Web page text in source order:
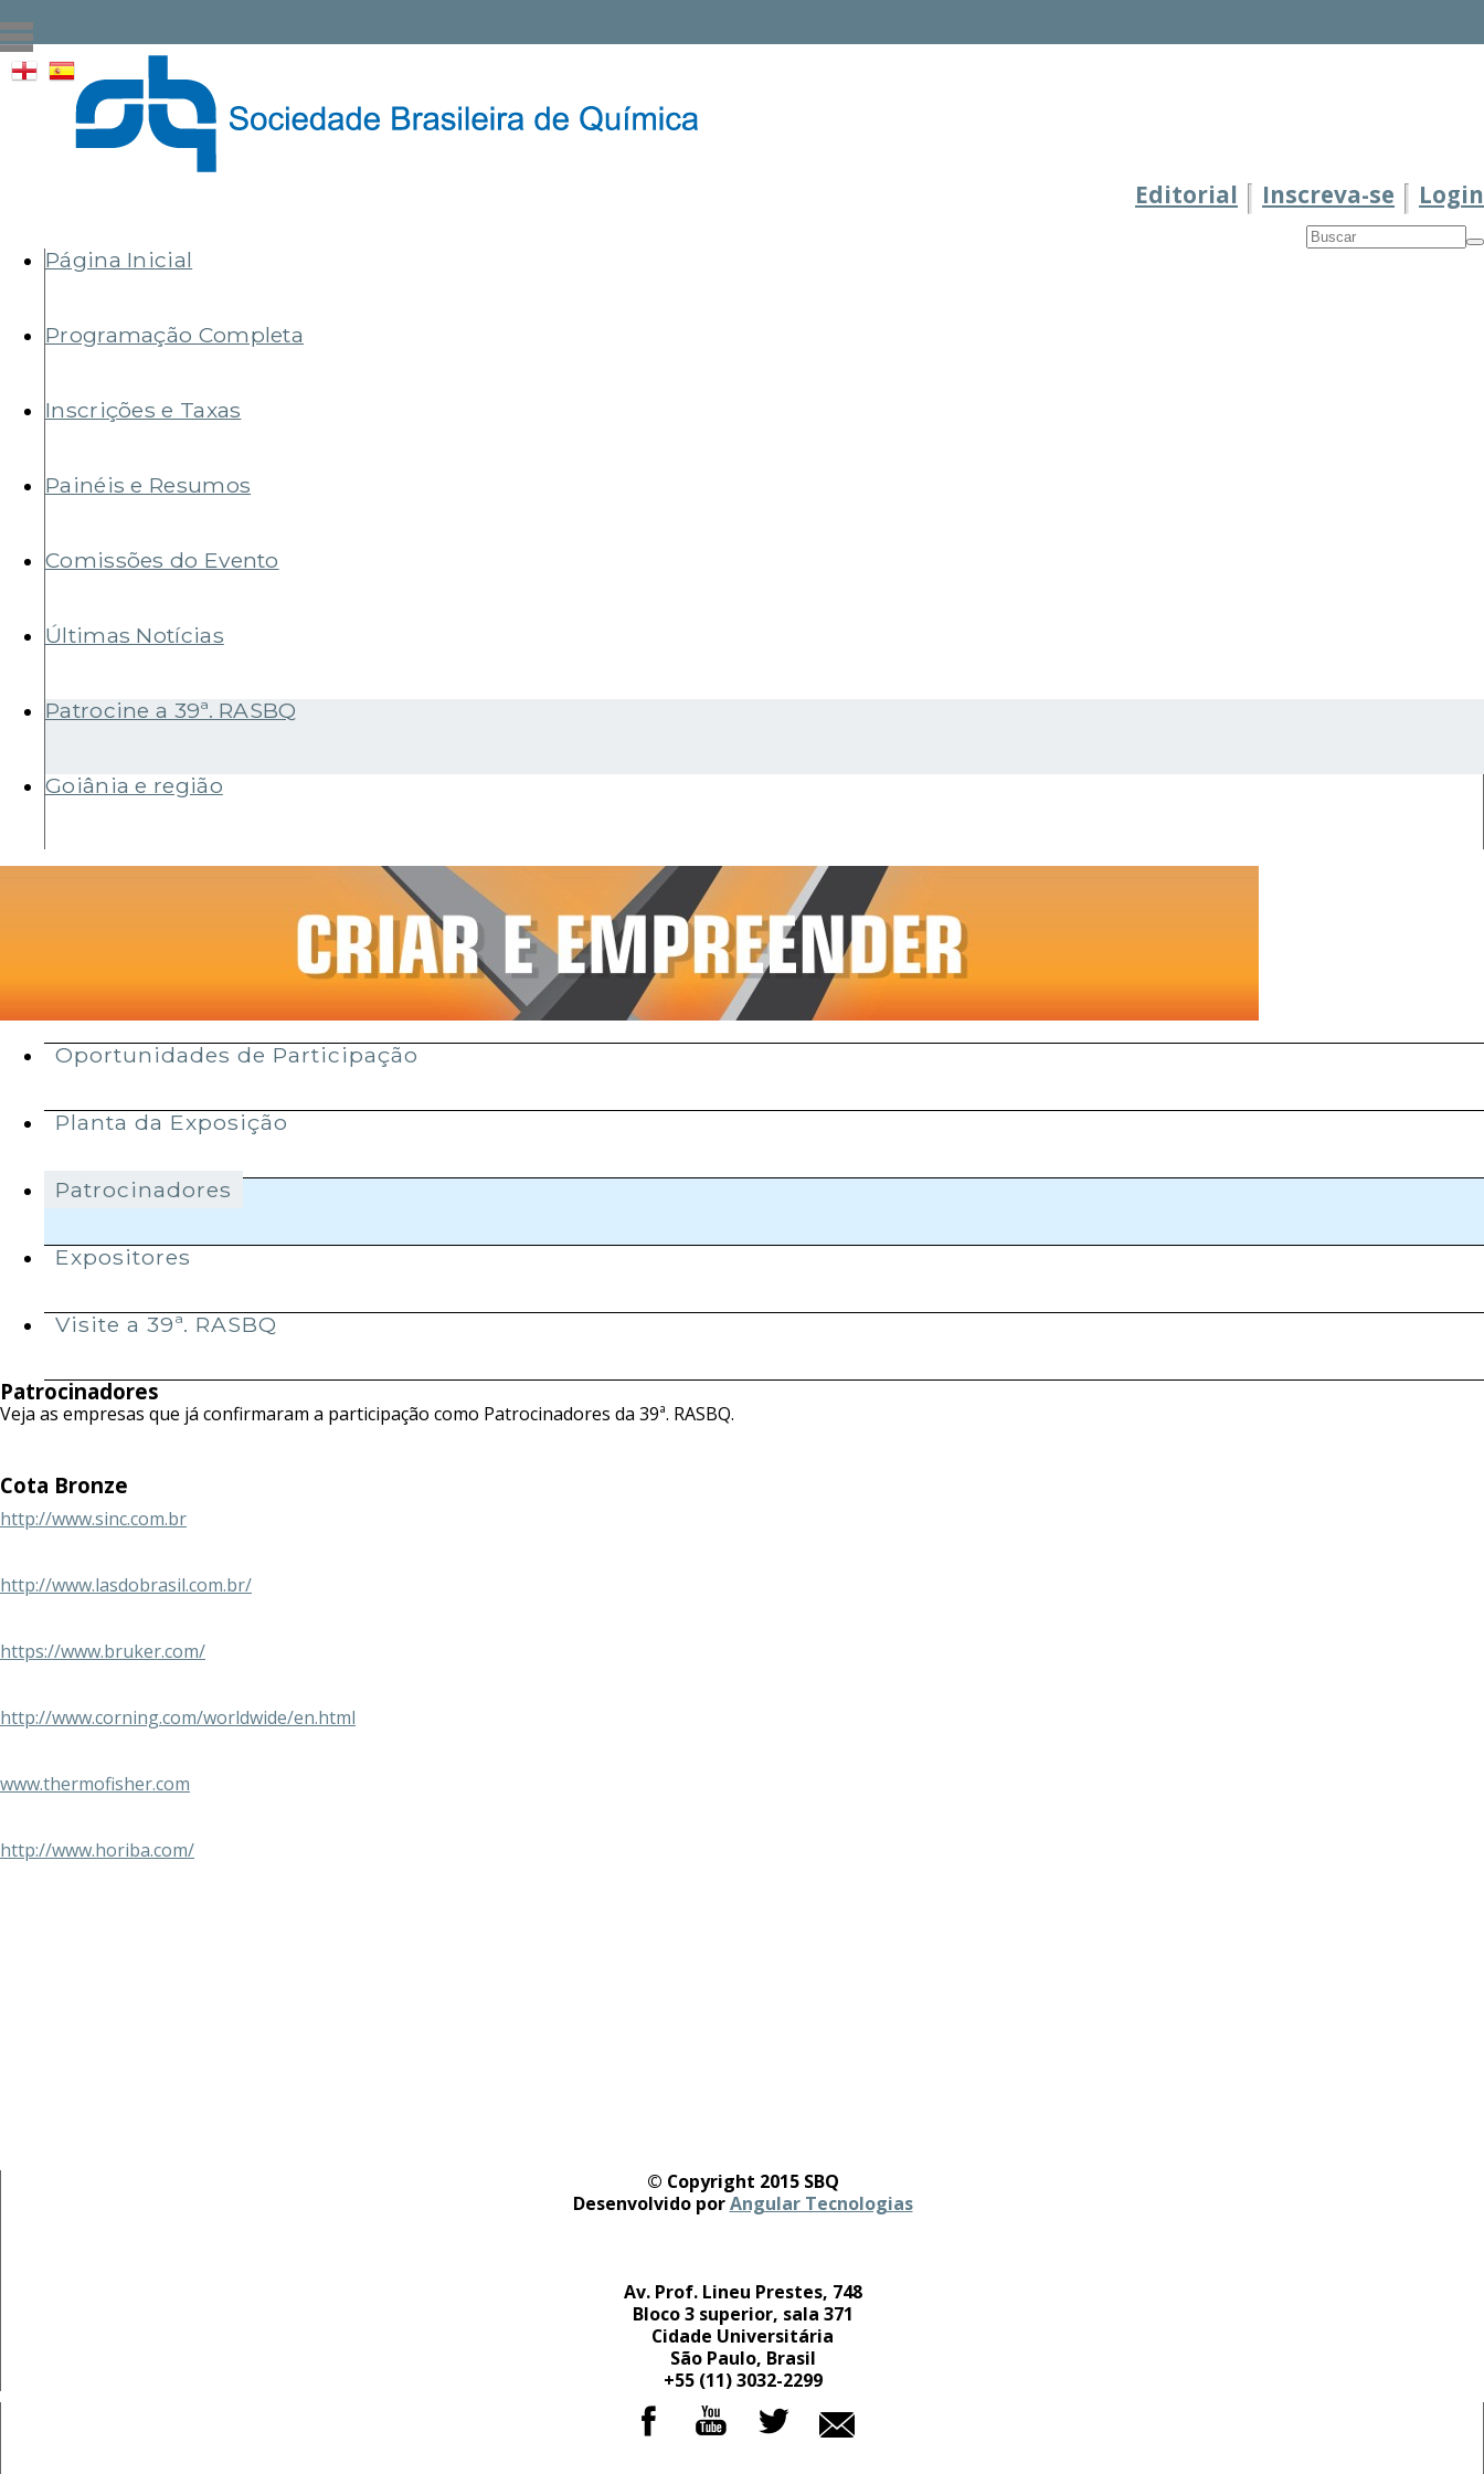
para
o
conteúdo
Editorial Inscreva-se Login
de
busca
Menu
principal
Página Inicial
Programação Completa
Inscrições e Taxas
Painéis e Resumos
Comissões do Evento
Últimas Notícias
Patrocine a 39ª. RASBQ
Goiânia e região
Menu
secundário
Oportunidades de Participação
Planta da Exposição
Patrocinadores
Expositores
Visite a 39ª. RASBQ
Patrocinadores
Veja as empresas que já confirmaram a participação como Patrocinadores da 39ª. RASBQ.
Cota Bronze
http://www.sinc.com.br
http://www.lasdobrasil.com.br/
https://www.bruker.com/
http://www.corning.com/worldwide/en.html
www.thermofisher.com
http://www.horiba.com/
© Copyright 2015 SBQ
Desenvolvido porAngular Tecnologias
Av. Prof. Lineu Prestes, 748
Bloco 3 superior, sala 371
Cidade Universitária
São Paulo, Brasil
+55 (11) 3032-2299